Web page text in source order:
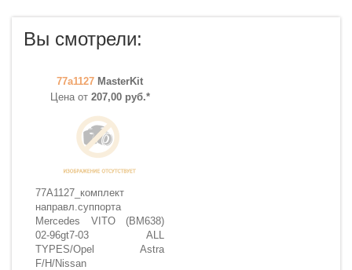
Вы смотрели:
77a1127 MasterKit
Цена от 207,00 руб.*
77A1127_комплект
направл.суппорта
Mercedes VITO (BM638)
02-96gt7-03 ALL
TYPES/Opel Astra
F/H/Nissan